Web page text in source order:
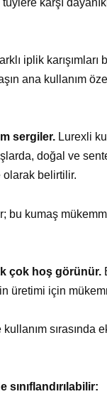
karşı
iplik
ana kullanım
sergiler. Lurexli
doğal ve
olarak belirtilir.
bu kumaş
çok hoş görünür.
üretimi için
sırasında